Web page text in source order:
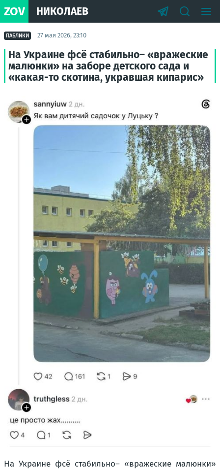
ZOV НИКОЛАЕВ
ПАБЛИКИ 27 мая 2026, 23:10
На Украине фсё стабильно– «вражеские
малюнки» на заборе детского сада и
«какая-то скотина, укравшая кипарис»
На Украине фсё стабильно– «вражеские малюнки»